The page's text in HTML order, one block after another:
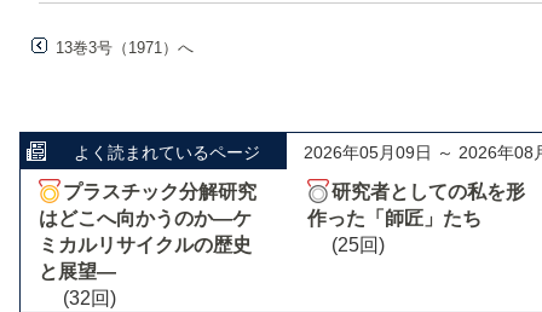
13巻3号（1971）へ
よく読まれているページ 2026年05月09日 ～ 2026年08
プラスチック分解研究
はどこへ向かうのか―ケ
ミカルリサイクルの歴史
と展望―
(32回)
研究者としての私を形
作った「師匠」たち
(25回)